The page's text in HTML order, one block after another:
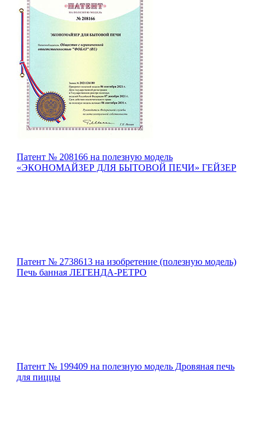
Патент № 208166 на полезную модель
«ЭКОНОМАЙЗЕР ДЛЯ БЫТОВОЙ ПЕЧИ» ГЕЙЗЕР
Патент № 2738613 на изобретение (полезную модель)
Печь банная ЛЕГЕНДА-РЕТРО
Патент № 199409 на полезную модель Дровяная печь
для пиццы